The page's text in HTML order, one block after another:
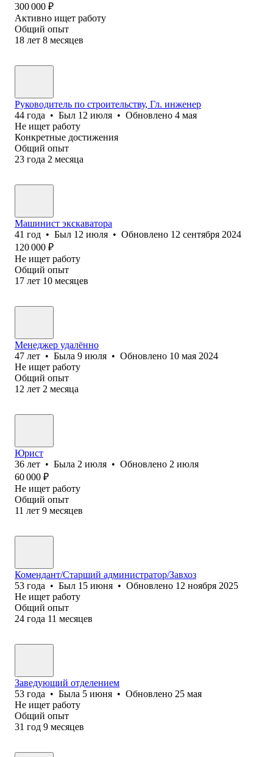
300 000 ₽
Активно ищет работу
Общий опыт
18 лет 8 месяцев
Руководитель по строительству, Гл. инженер
44 года • Был 12 июля • Обновлено 4 мая
Не ищет работу
Конкретные достижения
Общий опыт
23 года 2 месяца
Машинист экскаватора
41 год • Был 12 июля • Обновлено 12 сентября 2024
120 000 ₽
Не ищет работу
Общий опыт
17 лет 10 месяцев
Менеджер удалённо
47 лет • Была 9 июля • Обновлено 10 мая 2024
Не ищет работу
Общий опыт
12 лет 2 месяца
Юрист
36 лет • Была 2 июля • Обновлено 2 июля
60 000 ₽
Не ищет работу
Общий опыт
11 лет 9 месяцев
Комендант/Старший администратор/Завхоз
53 года • Был 15 июня • Обновлено 12 ноября 2025
Не ищет работу
Общий опыт
24 года 11 месяцев
Заведующий отделением
53 года • Была 5 июня • Обновлено 25 мая
Не ищет работу
Общий опыт
31 год 9 месяцев